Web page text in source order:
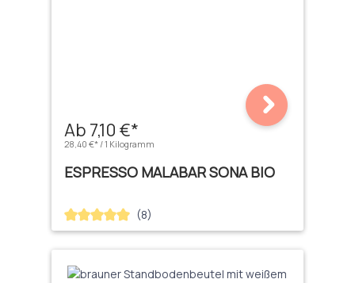
Ab 7,10 €*
28,40 €* / 1 Kilogramm
ESPRESSO MALABAR SONA BIO
Durchschnittliche Bewertung von 5 von 5 Sternen
(8)